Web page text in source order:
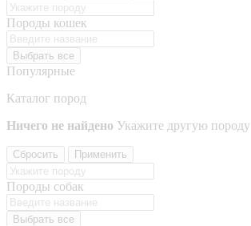
Породы кошек
Выбрать все
Популярные
Каталог пород
Ничего не найдено Укажите другую породу
Сбросить Применить
Породы собак
Выбрать все